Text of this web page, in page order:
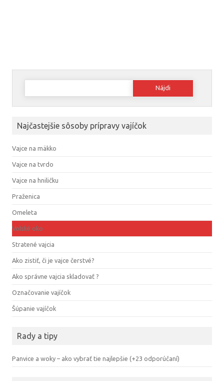
Hľadať:
Najčastejšie sôsoby prípravy vajíčok
Vajce na mäkko
Vajce na tvrdo
Vajce na hniličku
Praženica
Omeleta
Volské oko
Stratené vajcia
Ako zistiť, či je vajce čerstvé?
Ako správne vajcia skladovať ?
Označovanie vajíčok
Šúpanie vajíčok
Rady a tipy
Panvice a woky – ako vybrať tie najlepšie (+23 odporúčaní)